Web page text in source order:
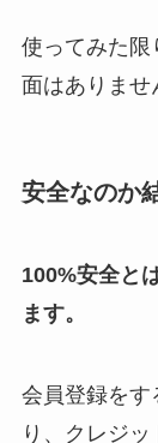
使ってみた限
面はありませ
安全なのか
100%安全と
ます。
会員登録をす
り、クレジ